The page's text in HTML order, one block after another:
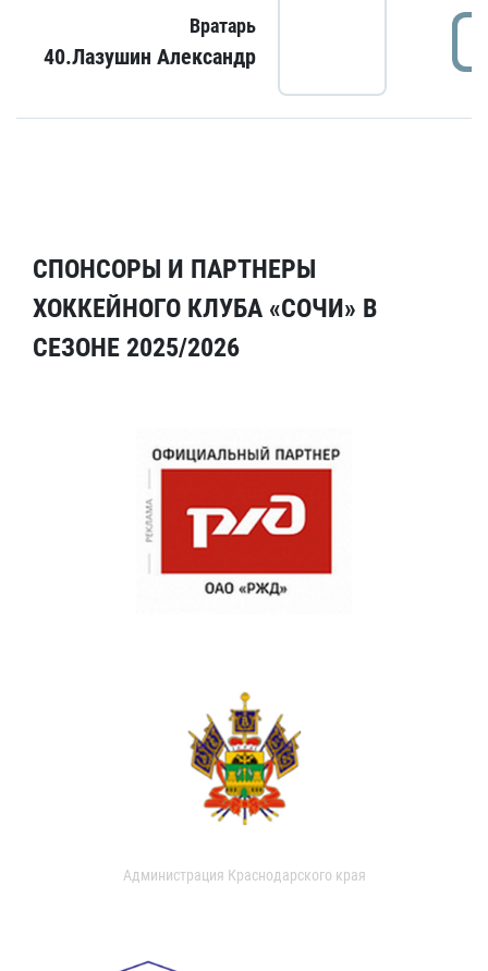
Вратарь
40.Лазушин Александр
СПОНСОРЫ И ПАРТНЕРЫ
ХОККЕЙНОГО КЛУБА «СОЧИ» В
СЕЗОНЕ 2025/2026
Администрация Краснодарского края